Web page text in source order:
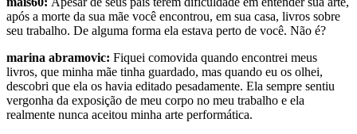
após a morte da sua mãe você encontrou, em sua casa, livros sobre
seu trabalho. De alguma forma ela estava perto de você. Não é?
marina abramovic: Fiquei comovida quando encontrei meus
livros, que minha mãe tinha guardado, mas quando eu os olhei,
descobri que ela os havia editado pesadamente. Ela sempre sentiu
vergonha da exposição de meu corpo no meu trabalho e ela
realmente nunca aceitou minha arte performática.